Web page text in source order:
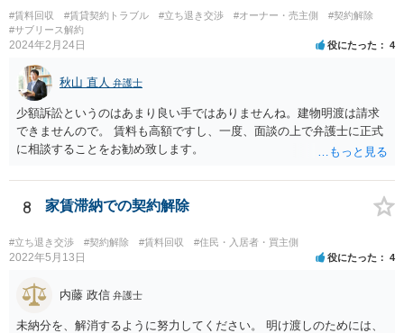
#賃料回収 #賃貸契約トラブル #立ち退き交渉 #オーナー・売主側
#契約解除
#サブリース解約
2024年2月24日 役にたった 4
秋山 直人 弁護士
少額訴訟というのはあまり良い手ではありませんね。建物明渡は請求
できませんので。 賃料も高額ですし、一度、面談の上で弁護士に正式
に相談することをお勧め致します。
8 家賃滞納での契約解除
#立ち退き交渉 #契約解除 #賃料回収 #住民・入居者・買主側
2022年5月13日 役にたった 4
内藤 政信 弁護士
未納分を、解消するように努力してください。 明け渡しのためには、